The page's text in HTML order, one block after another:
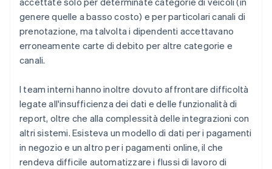
genere quelle a basso costo) e per particolari canali di
prenotazione, ma talvolta i dipendenti accettavano
erroneamente carte di debito per altre categorie e
canali.
I team interni hanno inoltre dovuto affrontare difficoltà
legate all'insufficienza dei dati e delle funzionalità di
report, oltre che alla complessità delle integrazioni con
altri sistemi. Esisteva un modello di dati per i pagamenti
in negozio e un altro per i pagamenti online, il che
rendeva difficile automatizzare i flussi di lavoro di